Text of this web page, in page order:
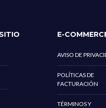
E-
AVISO DE
POLÍTICAS DE
FACTURACIÓN
TÉRMINOS Y